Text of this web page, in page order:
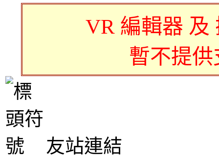
VR 編輯器 及
暫不提
友站連結